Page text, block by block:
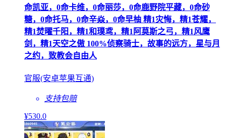
命凯亚，0命卡维，0命丽莎，0命鹿野院平藏，0命砂
糖，0命托马，0命辛焱，0命早柚 精1灾悔，精1苍耀，
精1焚曜千阳，精1和璞鸢，精1阿莫斯之弓，精1风鹰
剑，精1天空之傲 100%侦察骑士，故事的远方，星与月
之约，致教会自由人
官服(安卓苹果互通)
支持包赔
¥530.0